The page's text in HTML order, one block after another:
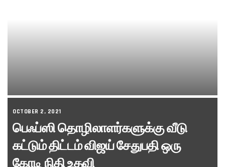
OCTOBER 2, 2021
பெஃப்ஸி தொழிலாளர்களுக்கு வீடு
கட்டும் திட்டம் விஜய் சேதுபதி ஒரு
கோடி நிதி உதவி